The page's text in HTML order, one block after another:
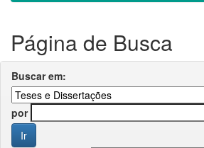
Página de Busca
Buscar em:
por